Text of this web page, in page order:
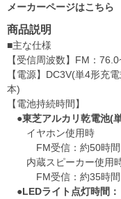
メーカーページはこちら
商品説明
■主な仕様
【受信周波数】FM：
【電源】DC3V(単4形充
本)
【電池持続時間】
●東芝アルカリ乾電池(
イヤホン使用時
FM受信：約50時間
内蔵スピーカー使用
FM受信：約35時間
●LEDライト点灯時間：